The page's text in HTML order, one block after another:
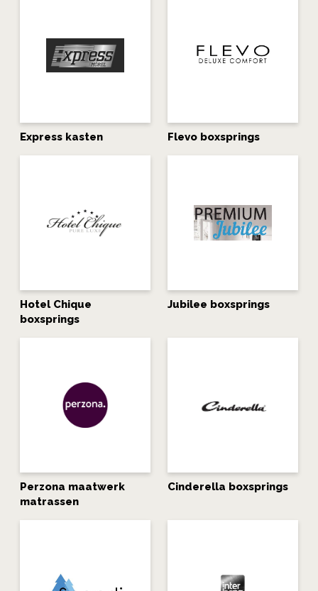
Express kasten Flevo boxsprings
Hotel Chique
boxsprings
Jubilee boxsprings
Perzona maatwerk
matrassen
Cinderella boxsprings